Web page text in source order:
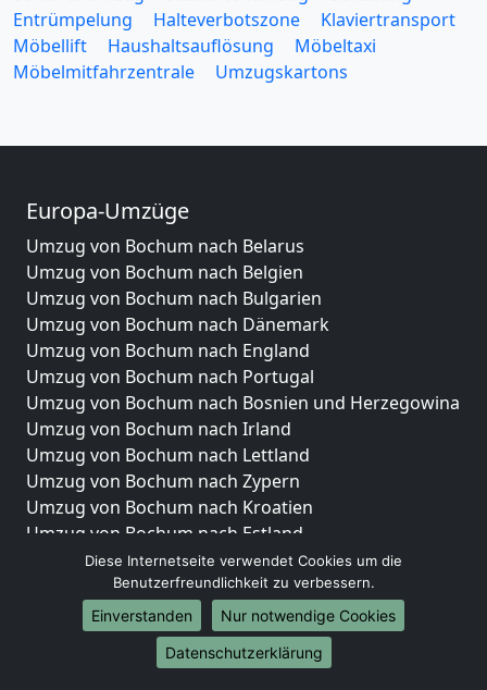
Entrümpelung
Halteverbotszone
Klaviertransport
Möbellift
Haushaltsauflösung
Möbeltaxi
Möbelmitfahrzentrale
Umzugskartons
Europa-Umzüge
Umzug von Bochum nach Belarus
Umzug von Bochum nach Belgien
Umzug von Bochum nach Bulgarien
Umzug von Bochum nach Dänemark
Umzug von Bochum nach England
Umzug von Bochum nach Portugal
Umzug von Bochum nach Bosnien und Herzegowina
Umzug von Bochum nach Irland
Umzug von Bochum nach Lettland
Umzug von Bochum nach Zypern
Umzug von Bochum nach Kroatien
Umzug von Bochum nach Estland
Umzug von Bochum nach Finnland
Umzug von Bochum nach Frankreich
Umzug von Bochum nach Griechenland
Umzug von Bochum nach Italien
Umzug von Bochum nach Liechtenstein
Diese Internetseite verwendet Cookies um die
Benutzerfreundlichkeit zu verbessern.
Einverstanden
Nur notwendige Cookies
Datenschutzerklärung